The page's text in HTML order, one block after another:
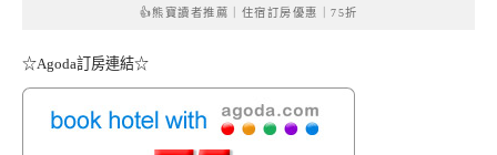
👍熊寶讀者推薦｜住宿訂房優惠｜75折
☆Agoda訂房連結☆